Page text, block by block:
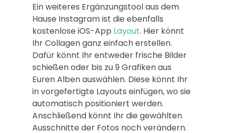
Ein weiteres Ergänzungstool aus dem
Hause Instagram ist die ebenfalls
kostenlose iOS-App Layout. Hier könnt
Ihr Collagen ganz einfach erstellen.
Dafür könnt Ihr entweder frische Bilder
schießen oder bis zu 9 Grafiken aus
Euren Alben auswählen. Diese könnt Ihr
in vorgefertigte Layouts einfügen, wo sie
automatisch positioniert werden.
Anschließend könnt Ihr die gewählten
Ausschnitte der Fotos noch verändern.